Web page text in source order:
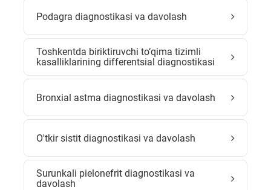
Podagra diagnostikasi va davolash
Toshkentda biriktiruvchi to‘qima tizimli
kasalliklarining differentsial diagnostikasi
Bronxial astma diagnostikasi va davolash
O'tkir sistit diagnostikasi va davolash
Surunkali pielonefrit diagnostikasi va
davolash